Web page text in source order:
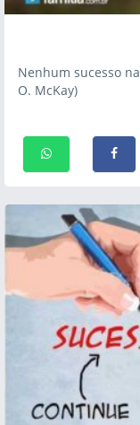
Nenhum sucesso
O. McKay)